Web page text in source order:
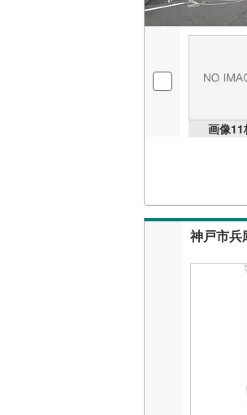
画像11
神戸市兵